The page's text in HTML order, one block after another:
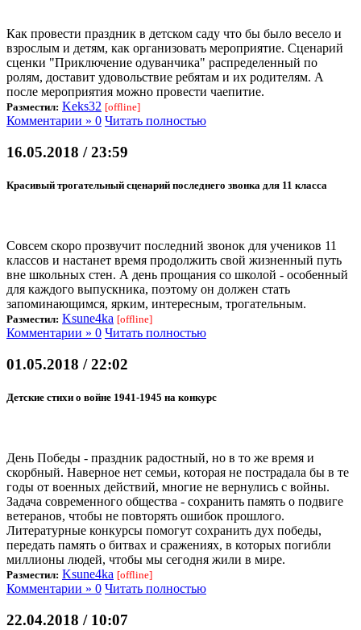
Как провести праздник в детском саду что бы было весело и
взрослым и детям, как организовать мероприятие. Сценарий
сценки "Приключение одуванчика" распределенный по
ролям, доставит удовольствие ребятам и их родителям. А
после мероприятия можно провести чаепитие.
Разместил: Keks32 [offline]
Комментарии » 0 Читать полностью
16.05.2018 / 23:59
Красивый трогательный сценарий последнего звонка для 11 класса
Совсем скоро прозвучит последний звонок для учеников 11
классов и настанет время продолжить свой жизненный путь
вне школьных стен. А день прощания со школой - особенный
для каждого выпускника, поэтому он должен стать
запоминающимся, ярким, интересным, трогательным.
Разместил: Ksune4ka [offline]
Комментарии » 0 Читать полностью
01.05.2018 / 22:02
Детские стихи о войне 1941-1945 на конкурс
День Победы - праздник радостный, но в то же время и
скорбный. Наверное нет семьи, которая не пострадала бы в те
годы от военных действий, многие не вернулись с войны.
Задача современного общества - сохранить память о подвиге
ветеранов, чтобы не повторять ошибок прошлого.
Литературные конкурсы помогут сохранить дух победы,
передать память о битвах и сражениях, в которых погибли
миллионы людей, чтобы мы сегодня жили в мире.
Разместил: Ksune4ka [offline]
Комментарии » 0 Читать полностью
22.04.2018 / 10:07